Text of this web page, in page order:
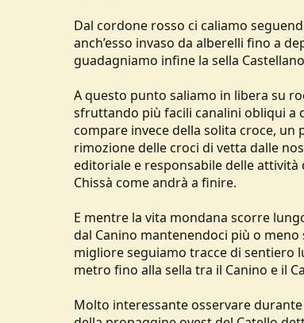
Dal cordone rosso ci caliamo
anch’esso invaso da alberelli fino a
guadagniamo infine la sella
A questo punto saliamo in libera su
sfruttando più facili canalini obliqui a
compare invece della solita croce, un
rimozione delle croci di vetta dalle
editoriale e responsabile delle attività
Chissà come andrà a finire.
E mentre la vita mondana scorre
dal Canino mantenendoci più o
migliore seguiamo tracce di sentiero
metro fino alla sella tra il Canino e il
Molto interessante osservare